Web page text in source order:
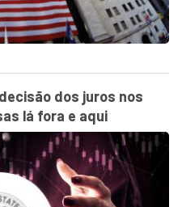
dos juros nos
lá fora e aqui